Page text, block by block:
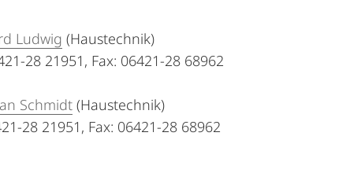
Ludwig (Haustechnik)
28 21951, Fax: 06421-28 68962
Schmidt (Haustechnik)
28 21951, Fax: 06421-28 68962